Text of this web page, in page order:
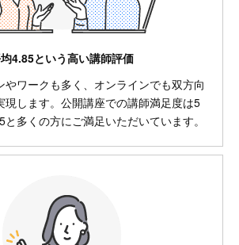
4.85という高い講師評価
やワークも多く、オンラインでも双方向
現します。公開講座での講師満足度は5
多くの方にご満足いただいています。